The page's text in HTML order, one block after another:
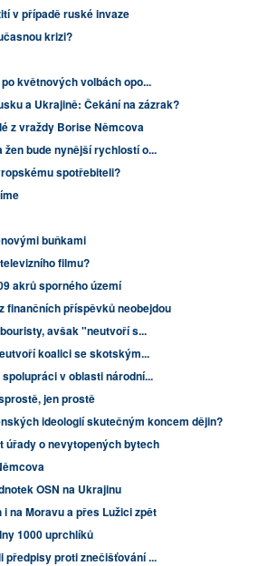
v případě ruské invaze
krizi?
květnových volbách opo...
a Ukrajině: Čekání na zázrak?
z vraždy Borise Němcova
bude nynější rychlostí o...
spotřebiteli?
buňkami
filmu?
akrů sporného území
finančních příspěvků neobejdou
avšak "neutvoří s...
koalici se skotským...
v oblasti národní...
jen prostě
ideologií skutečným koncem dějin?
úřady o nevytopených bytech
OSN na Ukrajinu
na Moravu a přes Lužici zpět
1000 uprchlíků
předpisy proti znečišťování ...